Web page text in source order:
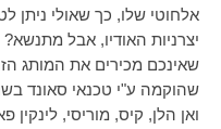
אלחוטי שלו, כך שאולי ניתן
יצרניות האודיו, אבל
שאינכם מכירים את המותג
שהוקמה ע"י טכנאי סאונד